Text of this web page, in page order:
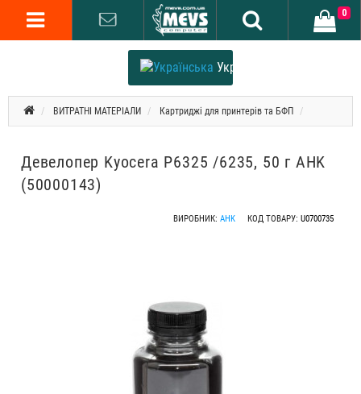
Українська
0
ВИТРАТНІ МАТЕРІАЛИ Картриджі для принтерів та БФП
Девелопер Kyocera P6325 /6235, 50 г AHK
(50000143)
ВИРОБНИК: AHK КОД ТОВАРУ: U0700735